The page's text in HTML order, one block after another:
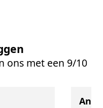
ons met een 9/10